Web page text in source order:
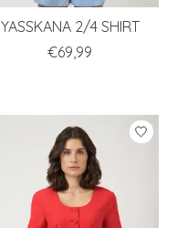
YASSKANA 2/4 SHIRT
€69,99